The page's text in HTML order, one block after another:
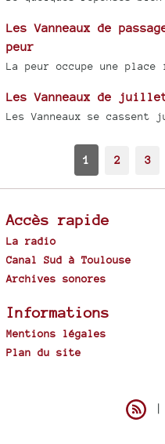
Les Vanneaux de
peur
La peur occupe une place
Les Vanneaux de
Les Vanneaux se cassent
1 2 3
Accès rapide
La radio
Canal Sud à Toulouse
Archives sonores
Informations
Mentions légales
Plan du site
|